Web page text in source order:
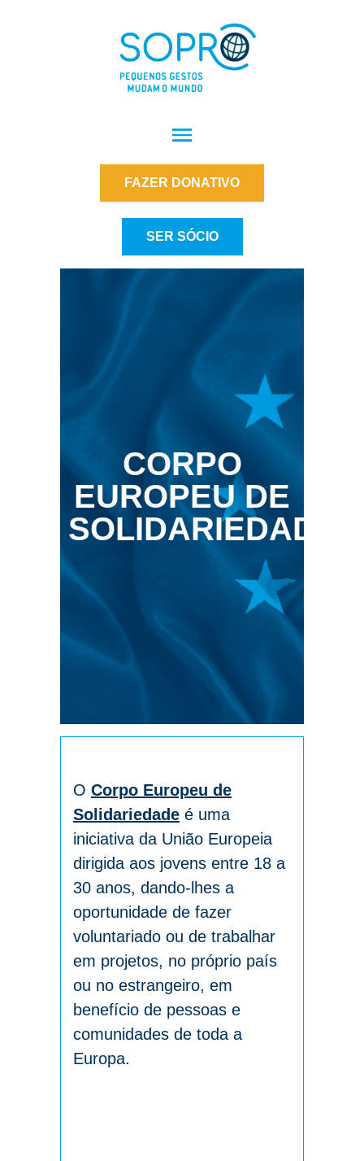
FAZER DONATIVO
SER SÓCIO
CORPO
EUROPEU DE
SOLIDARIEDADE
O Corpo Europeu de
Solidariedade é uma
iniciativa da União Europeia
dirigida aos jovens entre 18 a
30 anos, dando-lhes a
oportunidade de fazer
voluntariado ou de trabalhar
em projetos, no próprio país
ou no estrangeiro, em
benefício de pessoas e
comunidades de toda a
Europa.